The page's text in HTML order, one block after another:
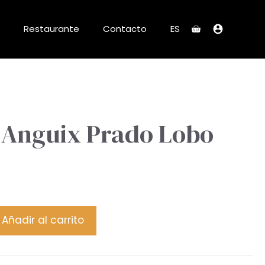
Restaurante Contacto ES
Prado Lobo
Añadir al carrito